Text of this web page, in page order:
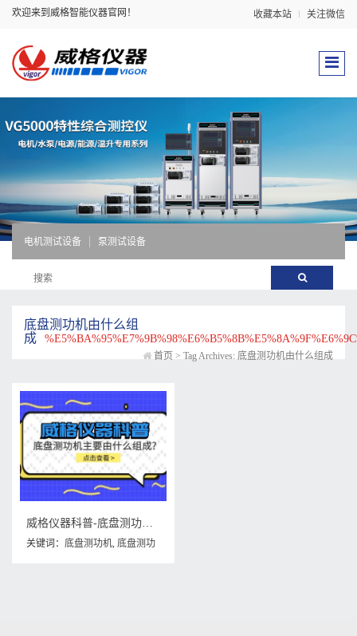
欢迎来到威格智能仪器官网！ 收藏本站 关注微信
电机测试设备 泵测试设备
底盘测功机由什么组
成
首页 > Tag Archives: 底盘测功机由什么组成
威格仪器科普-底盘测功机主要由什么组成？
关键词： 底盘测功机, 底盘测功